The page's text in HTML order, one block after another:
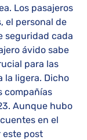
Los pasajeros
el personal de
seguridad cada
ávido sabe
para las
la ligera. Dicho
compañías
Aunque hubo
en el
este post